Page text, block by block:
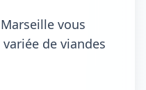
vous
de viandes